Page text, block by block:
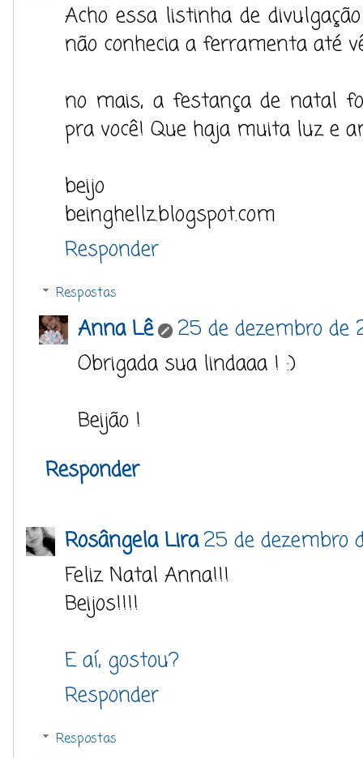
Acho essa listinha de
não conhecia a ferramenta até
no mais, a festança de natal
pra você! Que haja muita luz e
beijo
beinghellz.blogspot.com
Responder
Respostas
Anna Lê
25 de dezembro de
Obrigada sua lindaaa ! :)
Beijão !
Responder
Rosângela Lira25 de dezembro
Feliz Natal Anna!!!
Beijos!!!!
E aí, gostou?
Responder
Respostas